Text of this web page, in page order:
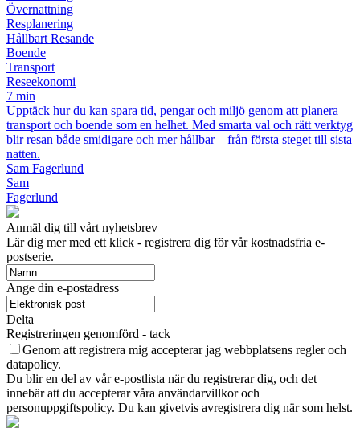
Övernattning
Resplanering
Hållbart Resande
Boende
Transport
Reseekonomi
7 min
Upptäck hur du kan spara tid, pengar och miljö genom att planera
transport och boende som en helhet. Med smarta val och rätt verktyg
blir resan både smidigare och mer hållbar – från första steget till sista
natten.
Sam Fagerlund
Sam
Fagerlund
Anmäl dig till vårt nyhetsbrev
Lär dig mer med ett klick - registrera dig för vår kostnadsfria e-
postserie.
Ange din e-postadress
Delta
Registreringen genomförd - tack
Genom att registrera mig accepterar jag webbplatsens regler och
datapolicy.
Du blir en del av vår e-postlista när du registrerar dig, och det
innebär att du accepterar våra användarvillkor och
personuppgiftspolicy. Du kan givetvis avregistrera dig när som helst.